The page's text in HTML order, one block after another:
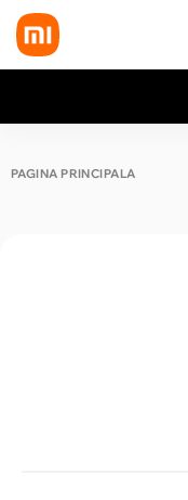
PAGINA PRINCIPALĂ